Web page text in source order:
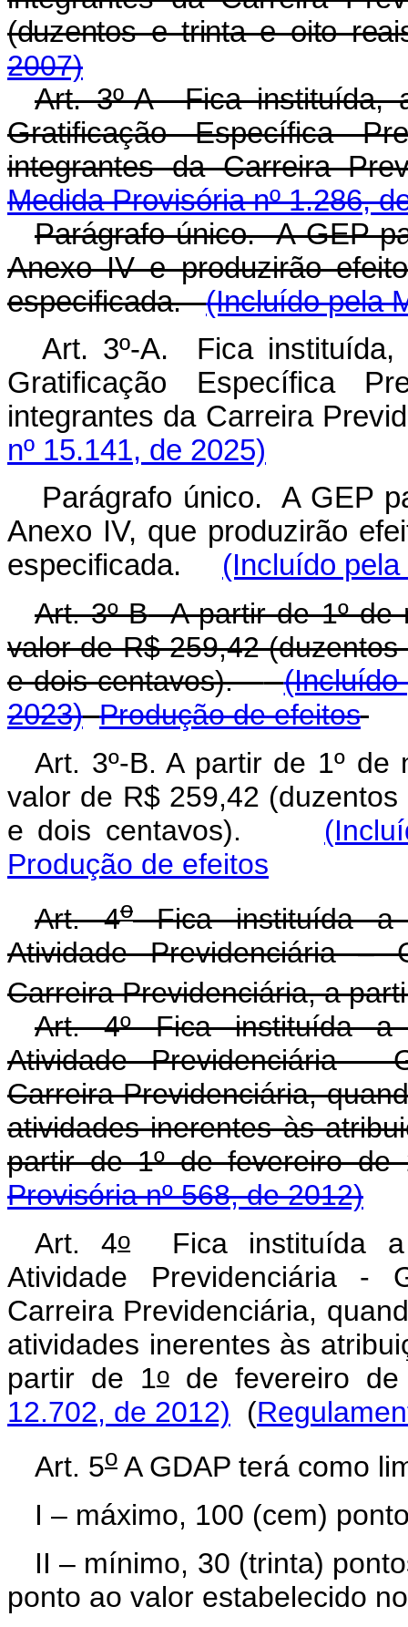
(duzentos e trinta e oito
2007)
Art. 3º-A Fica instituída,
Gratificação Específica
integrantes da Carreira
Medida Provisória nº 1.286,
Parágrafo único. A GEP
Anexo IV e produzirão
especificada.(Incluído pela
Art. 3º-A. Fica
Gratificação Específica
integrantes da Carreira
nº 15.141, de 2025)
Parágrafo único. A GEP
Anexo IV, que produzirão
especificada.
(Incluído pela
Art. 3º-BA partir de 1º de
valor de R$ 259,42
e dois centavos).
(Incluído
2023) Produção de efeitos
Art. 3º-B. A partir de 1º de
valor de R$ 259,42
e dois centavos).
Produção de efeitos
Art. 4oFica instituída a
Atividade Previdenciária –
Carreira Previdenciária, a
Art. 4º Fica instituída a
Atividade Previdenciária -
Carreira Previdenciária,
atividades inerentes às
partir de 1º de fevereiro
Provisória nº 568, de 2012)
Art. 4oFica instituída a
Atividade Previdenciária -
Carreira Previdenciária,
atividades inerentes às
partir de 1ode fevereiro
12.702, de 2012) (
Art. 5o A GDAP terá como
I – máximo, 100 (cem)
II – mínimo, 30 (trinta)
ponto ao valor estabelecido